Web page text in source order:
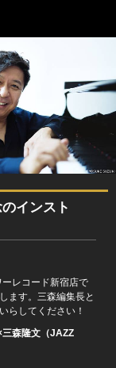
インスト
レコード新宿店で
ます。三森編集長と
らしてください！
森隆文（JAZZ